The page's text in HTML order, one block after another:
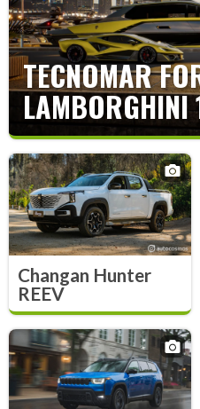
TECNOMAR
LAMBORGHINI
Changan Hunter
REEV